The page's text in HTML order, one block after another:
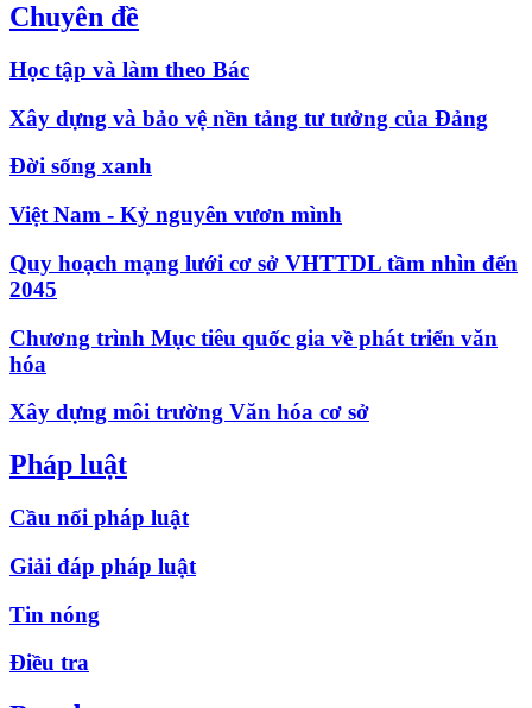
Chuyên đề
Học tập và làm theo Bác
Xây dựng và bảo vệ nền tảng tư tưởng của Đảng
Đời sống xanh
Việt Nam - Kỷ nguyên vươn mình
Quy hoạch mạng lưới cơ sở VHTTDL tầm nhìn đến
2045
Chương trình Mục tiêu quốc gia về phát triển văn
hóa
Xây dựng môi trường Văn hóa cơ sở
Pháp luật
Cầu nối pháp luật
Giải đáp pháp luật
Tin nóng
Điều tra